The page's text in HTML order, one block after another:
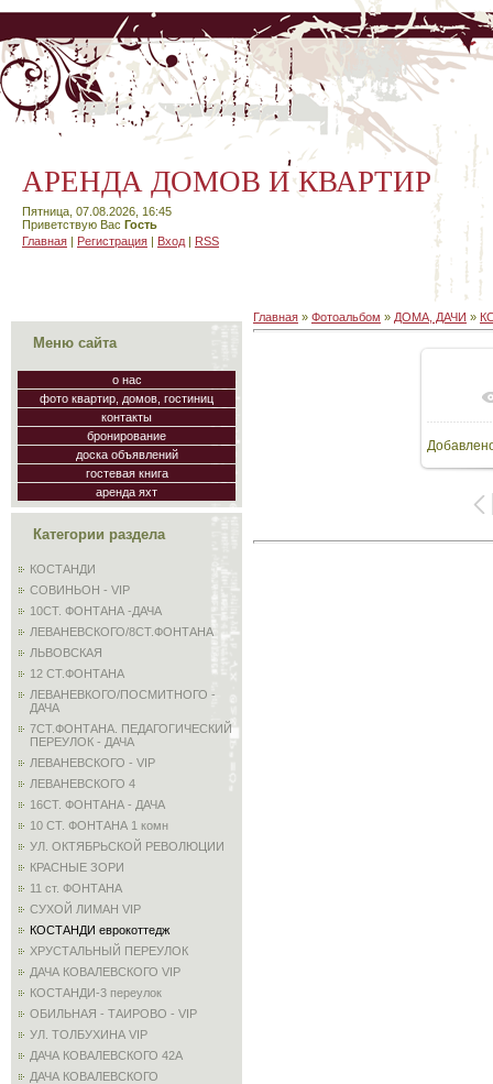
АРЕНДА ДОМОВ И КВАРТИР
Пятница, 07.08.2026, 16:45
Приветствую Вас Гость
Главная | Регистрация | Вход | RSS
Меню сайта
о нас
фото квартир, домов, гостиниц
контакты
бронирование
доска объявлений
гостевая книга
аренда яхт
Категории раздела
КОСТАНДИ
СОВИНЬОН - VIP
10СТ. ФОНТАНА -ДАЧА
ЛЕВАНЕВСКОГО/8СТ.ФОНТАНА
ЛЬВОВСКАЯ
12 СТ.ФОНТАНА
ЛЕВАНЕВКОГО/ПОСМИТНОГО -
ДАЧА
7СТ.ФОНТАНА. ПЕДАГОГИЧЕСКИЙ
ПЕРЕУЛОК - ДАЧА
ЛЕВАНЕВСКОГО - VIP
ЛЕВАНЕВСКОГО 4
16СТ. ФОНТАНА - ДАЧА
10 СТ. ФОНТАНА 1 комн
УЛ. ОКТЯБРЬСКОЙ РЕВОЛЮЦИИ
КРАСНЫЕ ЗОРИ
11 ст. ФОНТАНА
СУХОЙ ЛИМАН VIP
КОСТАНДИ еврокоттедж
ХРУСТАЛЬНЫЙ ПЕРЕУЛОК
ДАЧА КОВАЛЕВСКОГО VIP
КОСТАНДИ-3 переулок
ОБИЛЬНАЯ - ТАИРОВО - VIP
УЛ. ТОЛБУХИНА VIP
ДАЧА КОВАЛЕВСКОГО 42А
ДАЧА КОВАЛЕВСКОГО
Главная » Фотоальбом » ДОМА, ДАЧИ »